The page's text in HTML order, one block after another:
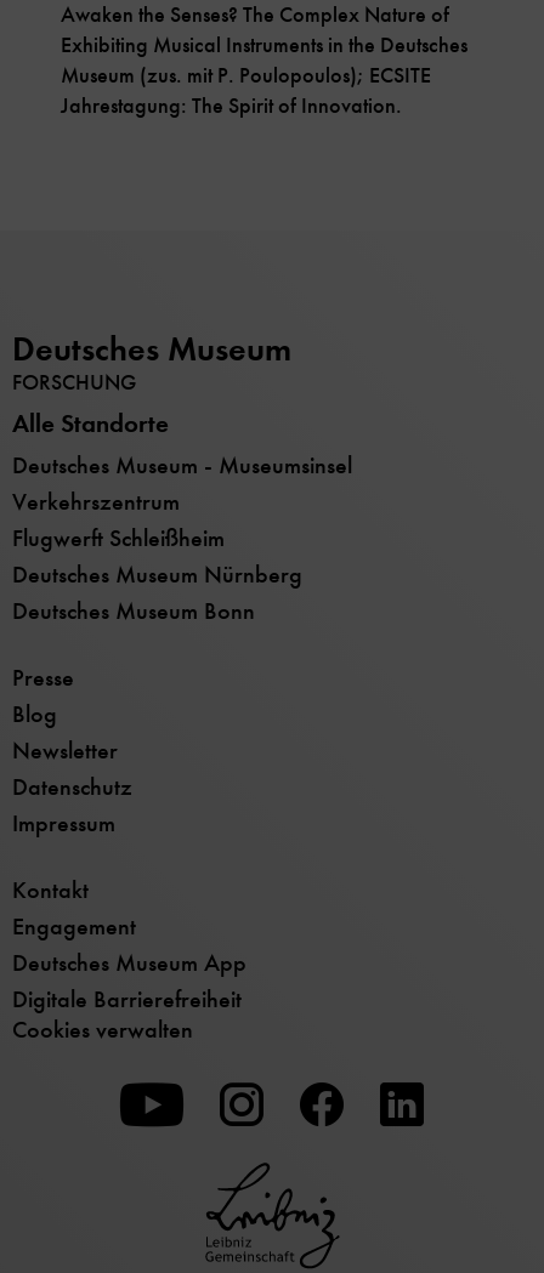
Awaken the Senses? The Complex Nature of
Exhibiting Musical Instruments in the Deutsches
Museum (zus. mit P. Poulopoulos); ECSITE
Jahrestagung: The Spirit of Innovation.
Deutsches Museum
FORSCHUNG
Alle Standorte
Deutsches Museum - Museumsinsel
Verkehrszentrum
Flugwerft Schleißheim
Deutsches Museum Nürnberg
Deutsches Museum Bonn
Presse
Blog
Newsletter
Datenschutz
Impressum
Kontakt
Engagement
Deutsches Museum App
Digitale Barrierefreiheit
Cookies verwalten
Zu
unserer
Youtube-
Seite
Zu
unserer
Instagram-
Seite
Zu
unserer